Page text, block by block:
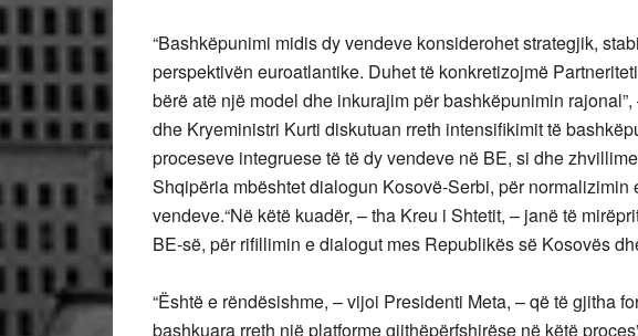
“Bashkëpunimi midis dy vendeve konsiderohet strategjik,
perspektivën euroatlantike. Duhet të konkretizojmë
bërë atë një model dhe inkurajim për bashkëpunimin
dhe Kryeministri Kurti diskutuan rreth intensifikimit të
proceseve integruese të të dy vendeve në BE, si dhe
Shqipëria mbështet dialogun Kosovë-Serbi, për normalizimin
vendeve.“Në këtë kuadër, – tha Kreu i Shtetit, – janë të
BE-së, për rifillimin e dialogut mes Republikës së Kosovës
“Është e rëndësishme, – vijoi Presidenti Meta, – që të gjitha
bashkuara rreth një platforme gjithëpërfshirëse në këtë